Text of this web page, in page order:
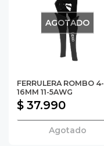
AGOTADO
FERRULERA ROMBO 4-
16MM 11-5AWG
$ 37.990
Agotado